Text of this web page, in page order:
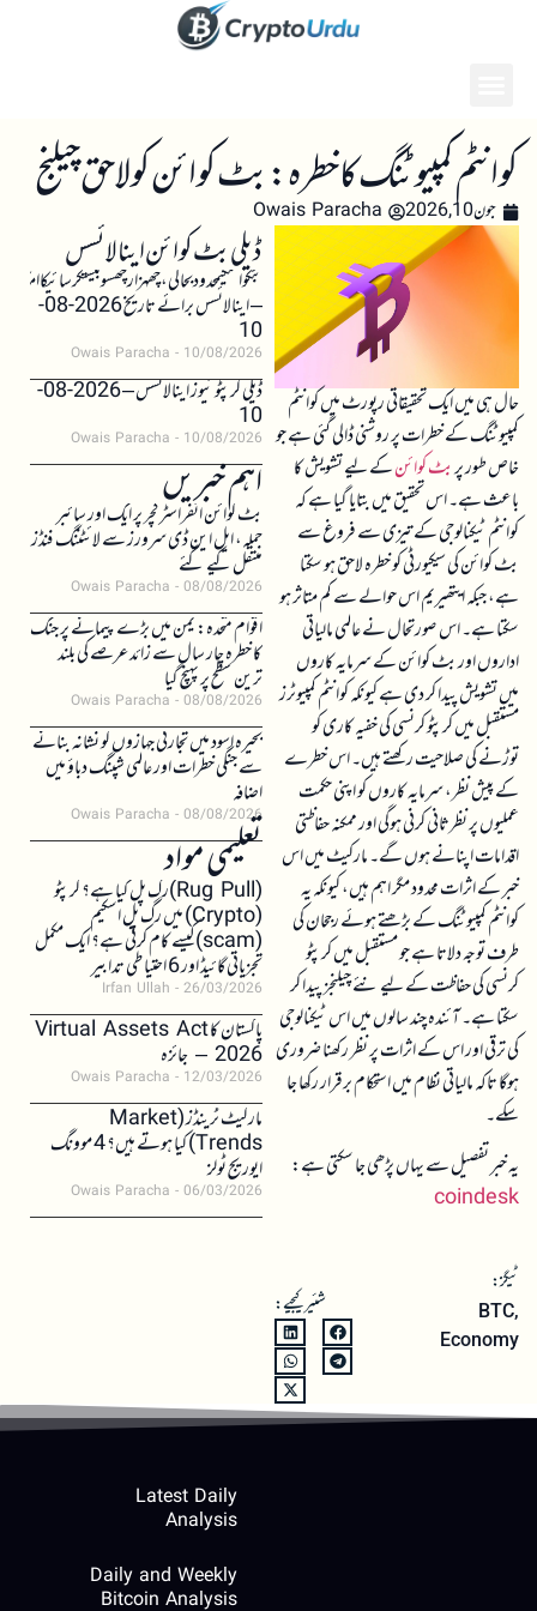
کوانٹم کمپیوٹنگ کا خطرہ: بٹ کوائن کو لاحق چیلنج
جون 10, 2026 Owais Paracha
حال ہی میں ایک تحقیقاتی رپورٹ میں کوانٹم
کمپیوٹنگ کے خطرات پر روشنی ڈالی گئی ہے جو
خاص طور پربٹ کوائنکے لیے تشویش کا
باعث ہے۔ اس تحقیق میں بتایا گیا ہے کہ
کوانٹم ٹیکنالوجی کے تیزی سے فروغ سے
بٹ کوائن کی سیکیورٹی کو خطرہ لاحق ہو سکتا
ہے، جبکہ ایتھیریم اس حوالے سے کم متاثر ہو
سکتا ہے۔ اس صورتحال نے عالمی مالیاتی
اداروں اور بٹ کوائن کے سرمایہ کاروں
میں تشویش پیدا کر دی ہے کیونکہ کوانٹم کمپیوٹرز
مستقبل میں کرپٹو کرنسی کی خفیہ کاری کو
توڑنے کی صلاحیت رکھتے ہیں۔ اس خطرے
کے پیش نظر، سرمایہ کاروں کو اپنی حکمت
عملیوں پر نظرثانی کرنی ہوگی اور ممکنہ حفاظتی
اقدامات اپنانے ہوں گے۔ مارکیٹ میں اس
خبر کے اثرات محدود مگر اہم ہیں، کیونکہ یہ
کوانٹم کمپیوٹنگ کے بڑھتے ہوئے رجحان کی
طرف توجہ دلاتا ہے جو مستقبل میں کرپٹو
کرنسی کی حفاظت کے لیے نئے چیلنجز پیدا کر
سکتا ہے۔ آئندہ چند سالوں میں اس ٹیکنالوجی
کی ترقی اور اس کے اثرات پر نظر رکھنا ضروری
ہوگا تاکہ مالیاتی نظام میں استحکام برقرار رکھا جا
سکے۔
یہ خبر تفصیل سے یہاں پڑھی جا سکتی ہے:
coindesk
ٹیگز:
BTC,
Economy
شئیر کیجیے:
ڈیلی بٹ کوائن اینالائسس
بٹکوائنکیمحدودبحالی،چھہزارچھسوبیستکرسائیکاامکان
– اینالائسس برائے تاریخ 2026-08-
10
Owais Paracha 10/08/2026
ڈیلی کرپٹو نیوز اینالائسس – 2026-08-
10
Owais Paracha 10/08/2026
اہم خبریں
بٹ کوائن انفراسٹرکچر پر ایک اور سائبر
حملہ، ایل این ڈی سرورز سے لائٹننگ فنڈز
منتقل کیے گئے
Owais Paracha 08/08/2026
اقوام متحدہ: یمن میں بڑے پیمانے پر جنگ
کا خطرہ چار سال سے زائد عرصے کی بلند
ترین سطح پر پہنچ گیا
Owais Paracha 08/08/2026
بحیرہ اسود میں تجارتی جہازوں کو نشانہ بنانے
سے جنگی خطرات اور عالمی شپنگ دباؤ میں
اضافہ
Owais Paracha 08/08/2026
تعلیمی مواد(Rug Pull)رگ پل کیا ہے؟ کرپٹو
(Crypto) میں رگ پل اسکیم
(scam)کیسے کام کرتی ہے؟ ایک مکمل
تجزیاتی گائیڈ اور 6 احتیاطی تدابیر
Irfan Ullah 26/03/2026
پاکستان کا Virtual Assets Act
2026 – جائزہ
Owais Paracha 12/03/2026
مارکیٹ ٹرینڈز (Market
Trends) کیا ہوتے ہیں؟ 4 موونگ
ایوریج ٹولز
Owais Paracha 06/03/2026
Latest Daily
Analysis
Daily and Weekly
Bitcoin Analysis